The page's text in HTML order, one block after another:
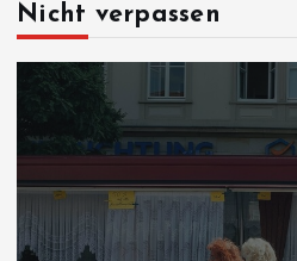
Nicht verpassen